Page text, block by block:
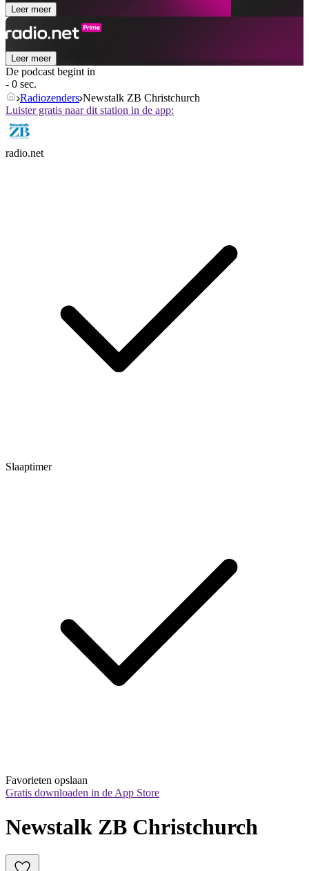
Leer meer
Leer meer
De podcast begint in
- 0 sec.
Radiozenders Newstalk ZB Christchurch
Luister gratis naar dit station in de app:
radio.net
Slaaptimer
Favorieten opslaan
Gratis downloaden in de App Store
Newstalk ZB Christchurch